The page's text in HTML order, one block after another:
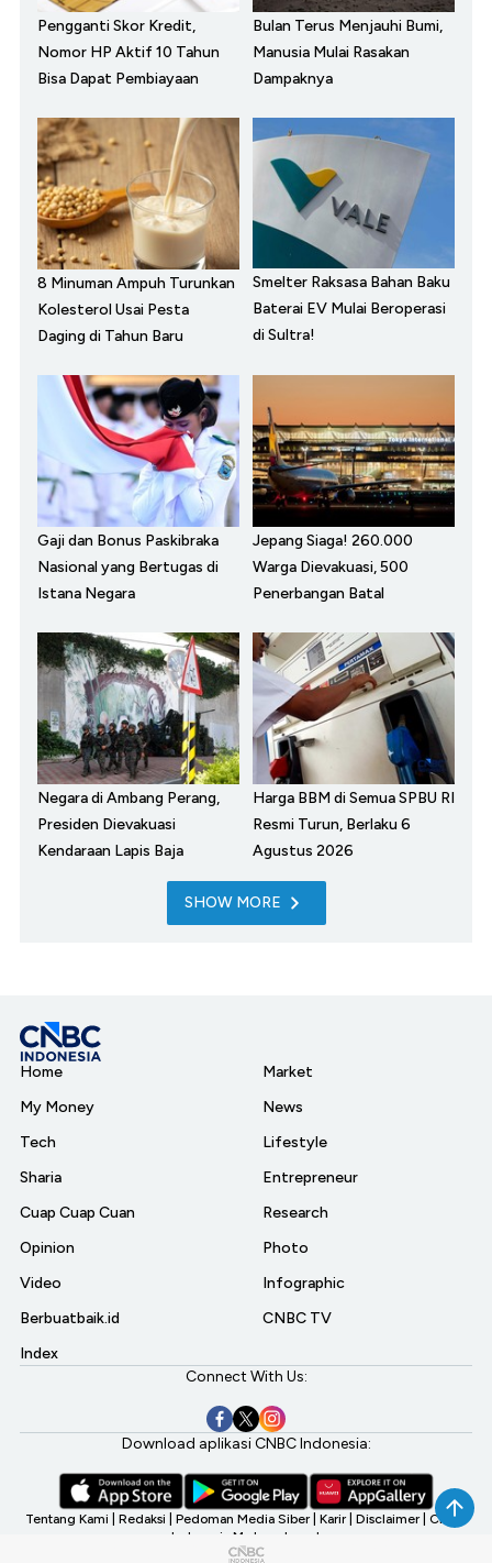
Pengganti Skor Kredit,
Nomor HP Aktif 10 Tahun
Bisa Dapat Pembiayaan
Bulan Terus Menjauhi Bumi,
Manusia Mulai Rasakan
Dampaknya
8 Minuman Ampuh Turunkan
Kolesterol Usai Pesta
Daging di Tahun Baru
Smelter Raksasa Bahan Baku
Baterai EV Mulai Beroperasi
di Sultra!
Gaji dan Bonus Paskibraka
Nasional yang Bertugas di
Istana Negara
Jepang Siaga! 260.000
Warga Dievakuasi, 500
Penerbangan Batal
Negara di Ambang Perang,
Presiden Dievakuasi
Kendaraan Lapis Baja
Harga BBM di Semua SPBU RI
Resmi Turun, Berlaku 6
Agustus 2026
SHOW MORE
Home
My Money
Tech
Sharia
Cuap Cuap Cuan
Opinion
Video
Berbuatbaik.id
Index
Market
News
Lifestyle
Entrepreneur
Research
Photo
Infographic
CNBC TV
Connect With Us:
Download aplikasi CNBC Indonesia:
Tentang Kami Redaksi Pedoman Media Siber Karir Disclaimer CNBC
Indonesia My Investment
©2026 CNBC Indonesia, A Transmedia Company